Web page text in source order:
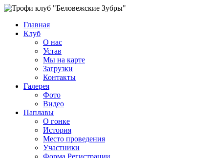
Главная
Клуб
О нас
Устав
Мы на карте
Загрузки
Контакты
Галерея
Фото
Видео
Паплавы
О гонке
История
Место проведения
Участники
Форма Регистрации